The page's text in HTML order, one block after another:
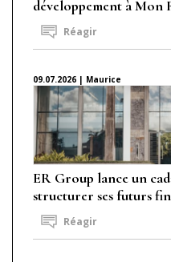
développement à Mon
Réagir
09.07.2026 | Maurice
ER Group lance un
structurer ses futurs
Réagir